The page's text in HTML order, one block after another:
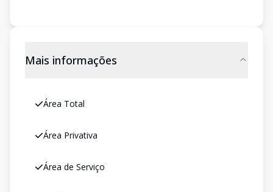
Mais informações
Área Total
Área Privativa
Área de Serviço